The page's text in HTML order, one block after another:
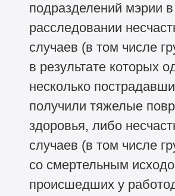
подразделений мэрии в
расследовании
случаев (в том числе
в результате которых
несколько
получили тяжелые
здоровья, либо
случаев (в том числе
со смертельным
происшедших у